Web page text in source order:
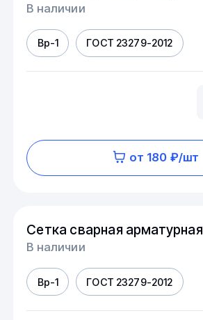
В наличии
Вр-1 ГОСТ 23279-2012
от 180 ₽/шт
Сетка сварная арматурная
В наличии
Вр-1 ГОСТ 23279-2012